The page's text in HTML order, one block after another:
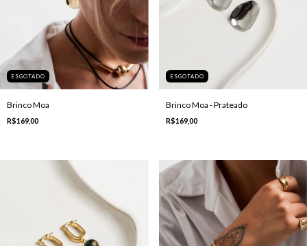
ESGOTADO
Brinco Moa
R$169,00
ESGOTADO
Brinco Moa - Prateado
R$169,00